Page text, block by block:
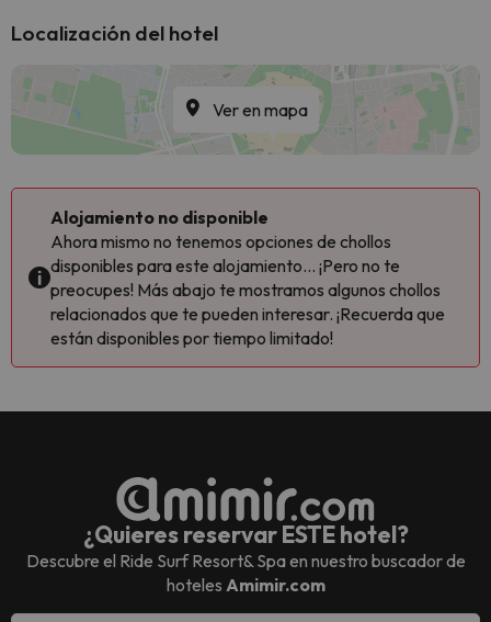
Localización del hotel
Ver en mapa
Alojamiento no disponible
Ahora mismo no tenemos opciones de chollos
disponibles para este alojamiento... ¡Pero no te
preocupes! Más abajo te mostramos algunos chollos
relacionados que te pueden interesar. ¡Recuerda que
están disponibles por tiempo limitado!
¿Quieres reservar ESTE hotel?
Descubre el Ride Surf Resort& Spaen nuestro buscador de
hoteles Amimir.com